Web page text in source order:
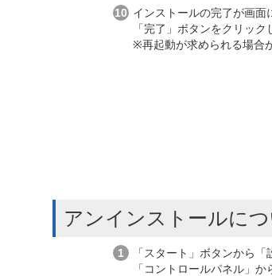
インストールの完了が画面
「完了」ボタンをクリック
※再起動が求められる場合
アンインストールに
「スタート」ボタンから
「コントロールパネル」